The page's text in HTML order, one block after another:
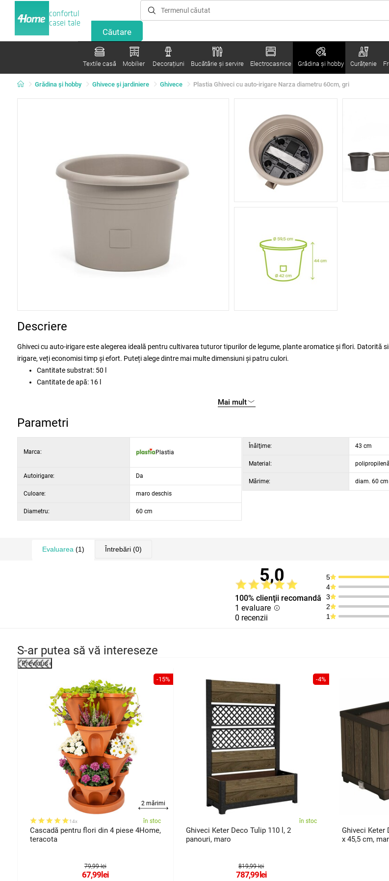
confortul
casei tale
Textile casă Mobilier Decorațiuni Bucătărie și servire Electrocasnice Grădina şi hobby Curățenie
Grădina şi hobby Ghivece și jardiniere Ghivece Plastia Ghiveci cu auto-irigare Narza diametru 60cm, gri
Descriere
Ghiveci cu auto-irigare este alegerea ideală pentru cultivarea tuturor tipurilor de legume, plante aromatice și flori. Datorită
irigare, veți economisi timp și efort. Puteți alege dintre mai multe dimensiuni și patru culori.
Cantitate substrat: 50 l
Cantitate de apă: 16 l
Mai mult
Parametri
Marca: Plastia
Autoirigare: Da
Culoare: maro deschis
Diametru: 60 cm
Înălţime: 43 cm
Material: polipropilenă
Mărime: diam. 60 cm
Evaluarea (1) Întrebări (0)
5,0
100% clienţii recomandă
1 evaluare
0 recenzii
5
4
3
2
1
S-ar putea să vă intereseze
Previous
-15%
2 mărimi
14x în stoc
Cascadă pentru flori din 4 piese 4Home,
teracota
79,99 lei
67,99lei
-4%
în stoc
Ghiveci Keter Deco Tulip 110 l, 2
panouri, maro
819,99 lei
787,99lei
Ghiveci Keter
x 45,5 cm,